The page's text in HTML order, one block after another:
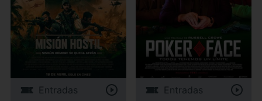
Entradas
Entradas